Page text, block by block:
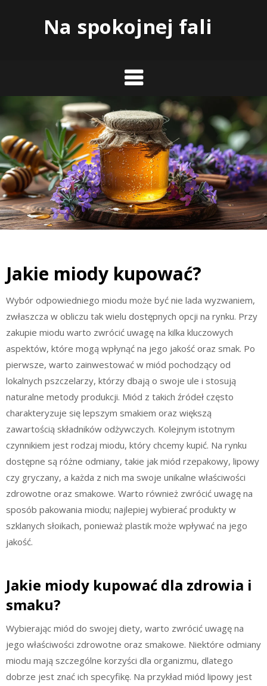
Na spokojnej fali
Jakie miody kupować?
Wybór odpowiedniego miodu może być nie lada wyzwaniem,
zwłaszcza w obliczu tak wielu dostępnych opcji na rynku. Przy
zakupie miodu warto zwrócić uwagę na kilka kluczowych
aspektów, które mogą wpłynąć na jego jakość oraz smak. Po
pierwsze, warto zainwestować w miód pochodzący od
lokalnych pszczelarzy, którzy dbają o swoje ule i stosują
naturalne metody produkcji. Miód z takich źródeł często
charakteryzuje się lepszym smakiem oraz większą
zawartością składników odżywczych. Kolejnym istotnym
czynnikiem jest rodzaj miodu, który chcemy kupić. Na rynku
dostępne są różne odmiany, takie jak miód rzepakowy, lipowy
czy gryczany, a każda z nich ma swoje unikalne właściwości
zdrowotne oraz smakowe. Warto również zwrócić uwagę na
sposób pakowania miodu; najlepiej wybierać produkty w
szklanych słoikach, ponieważ plastik może wpływać na jego
jakość.
Jakie miody kupować dla zdrowia i
smaku?
Wybierając miód do swojej diety, warto zwrócić uwagę na
jego właściwości zdrowotne oraz smakowe. Niektóre odmiany
miodu mają szczególne korzyści dla organizmu, dlatego
dobrze jest znać ich specyfikę. Na przykład miód lipowy jest